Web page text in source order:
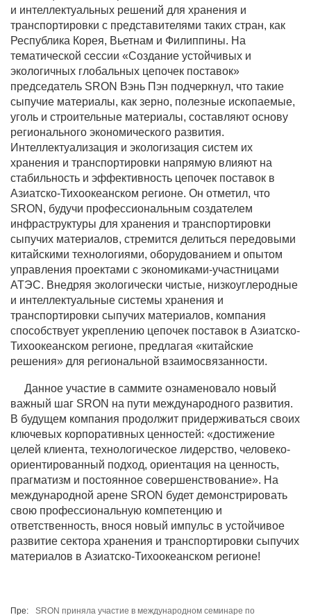
и интеллектуальных решений для хранения и
транспортировки с представителями таких стран, как
Республика Корея, Вьетнам и Филиппины. На
тематической сессии «Создание устойчивых и
экологичных глобальных цепочек поставок»
председатель SRON Вэнь Пэн подчеркнул, что такие
сыпучие материалы, как зерно, полезные ископаемые,
уголь и строительные материалы, составляют основу
регионального экономического развития.
Интеллектуализация и экологизация систем их
хранения и транспортировки напрямую влияют на
стабильность и эффективность цепочек поставок в
Азиатско-Тихоокеанском регионе. Он отметил, что
SRON, будучи профессиональным создателем
инфраструктуры для хранения и транспортировки
сыпучих материалов, стремится делиться передовыми
китайскими технологиями, оборудованием и опытом
управления проектами с экономиками-участницами
АТЭС. Внедряя экологически чистые, низкоуглеродные
и интеллектуальные системы хранения и
транспортировки сыпучих материалов, компания
способствует укреплению цепочек поставок в Азиатско-
Тихоокеанском регионе, предлагая «китайские
решения» для региональной взаимосвязанности.
Данное участие в саммите ознаменовало новый
важный шаг SRON на пути международного развития.
В будущем компания продолжит придерживаться своих
ключевых корпоративных ценностей: «достижение
целей клиента, технологическое лидерство, человеко-
ориентированный подход, ориентация на ценность,
прагматизм и постоянное совершенствование». На
международной арене SRON будет демонстрировать
свою профессиональную компетенцию и
ответственность, внося новый импульс в устойчивое
развитие сектора хранения и транспортировки сыпучих
материалов в Азиатско-Тихоокеанском регионе!
Пре:
SRON приняла участие в международном семинаре по